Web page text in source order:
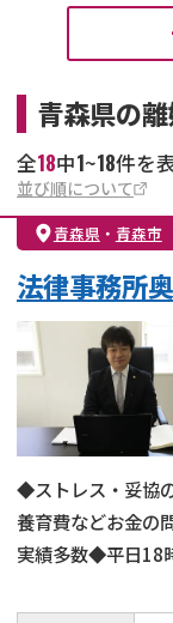
青森県の
全18中1~18件を
並び順について
青森県 ・ 青森市
法律事務所
◆ストレス・妥協
養育費などお金の
実績多数◆平日18
◆協議・調停・